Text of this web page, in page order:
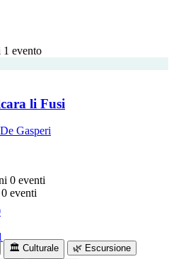
1 evento
li Fusi
Gasperi
0 eventi
0 eventi
🏛️ Culturale
🌿 Escursione